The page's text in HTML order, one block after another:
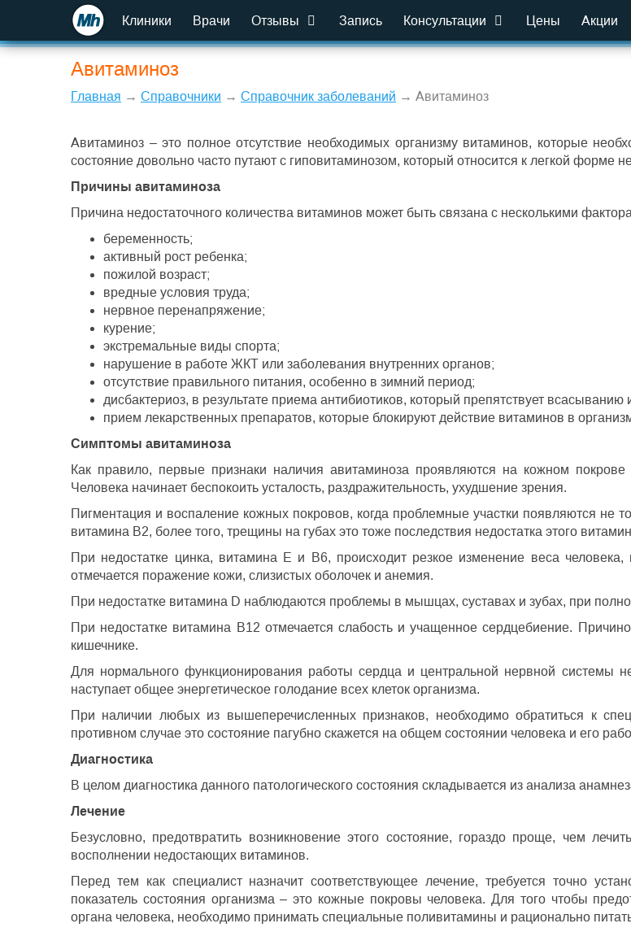
Клиники Врачи Отзывы Запись Консультации Цены Акции
Авитаминоз
Главная → Справочники → Справочник заболеваний → Авитаминоз
Авитаминоз – это полное отсутствие необходимых организму витаминов, которые
состояние довольно часто путают с гиповитаминозом, который относится к легкой форме
Причины авитаминоза
Причина недостаточного количества витаминов может быть связана с несколькими
беременность;
активный рост ребенка;
пожилой возраст;
вредные условия труда;
нервное перенапряжение;
курение;
экстремальные виды спорта;
нарушение в работе ЖКТ или заболевания внутренних органов;
отсутствие правильного питания, особенно в зимний период;
дисбактериоз, в результате приема антибиотиков, который препятствует
прием лекарственных препаратов, которые блокируют действие витаминов в
Симптомы авитаминоза
Как правило, первые признаки наличия авитаминоза проявляются на кожном
Человека начинает беспокоить усталость, раздражительность, ухудшение зрения.
Пигментация и воспаление кожных покровов, когда проблемные участки появляются не
витамина В2, более того, трещины на губах это тоже последствия недостатка этого
При недостатке цинка, витамина Е и В6, происходит резкое изменение веса
отмечается поражение кожи, слизистых оболочек и анемия.
При недостатке витамина D наблюдаются проблемы в мышцах, суставах и зубах, при
При недостатке витамина В12 отмечается слабость и учащенное сердцебиение.
кишечнике.
Для нормального функционирования работы сердца и центральной нервной системы
наступает общее энергетическое голодание всех клеток организма.
При наличии любых из вышеперечисленных признаков, необходимо обратиться к
противном случае это состояние пагубно скажется на общем состоянии человека и его
Диагностика
В целом диагностика данного патологического состояния складывается из анализа
Лечение
Безусловно, предотвратить возникновение этого состояние, гораздо проще, чем
восполнении недостающих витаминов.
Перед тем как специалист назначит соответствующее лечение, требуется точно
показатель состояния организма – это кожные покровы человека. Для того чтобы
органа человека, необходимо принимать специальные поливитамины и рационально